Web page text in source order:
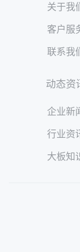
关于我
客户服
联系我
动态资
企业新
行业资
大板知